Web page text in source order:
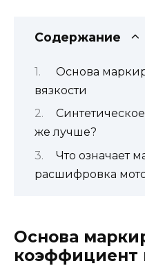
Содержание
Основа
вязкости
же лучше?
Что означает
расшифровка
Основа
коэффициент